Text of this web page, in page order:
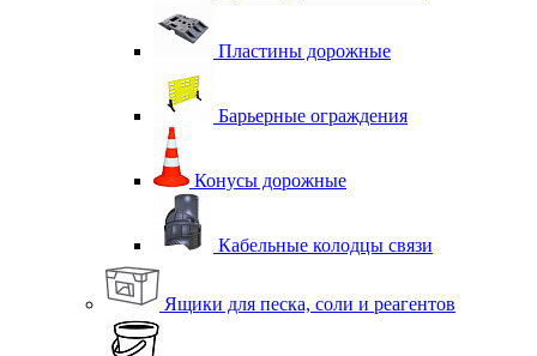
Пластины дорожные
Барьерные ограждения
Конусы дорожные
Кабельные колодцы связи
Ящики для песка, соли и реагентов